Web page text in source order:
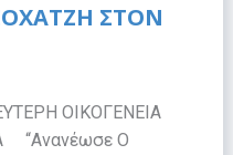
ΣΤΟΝ
ΟΙΚΟΓΕΝΕΙΑ
“Ανανέωσε Ο